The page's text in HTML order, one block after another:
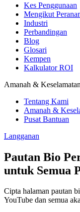
Kes Penggunaan
Mengikut
Industri
Perbandingan
Blog
Glosari
Kempen
Kalkulator ROI
Amanah & Keselamatan
Tentang Kami
Amanah &
Pusat Bantuan
Langganan
Pautan Bio
untuk Semua
Cipta halaman pautan
YouTube dan semua